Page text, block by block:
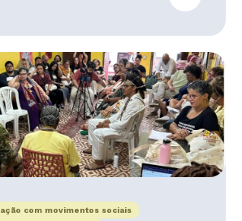
com movimentos sociais